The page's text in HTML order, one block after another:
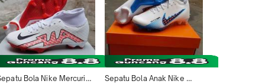
Bola Nike Mercurial
Sepatu Bola Anak Nike